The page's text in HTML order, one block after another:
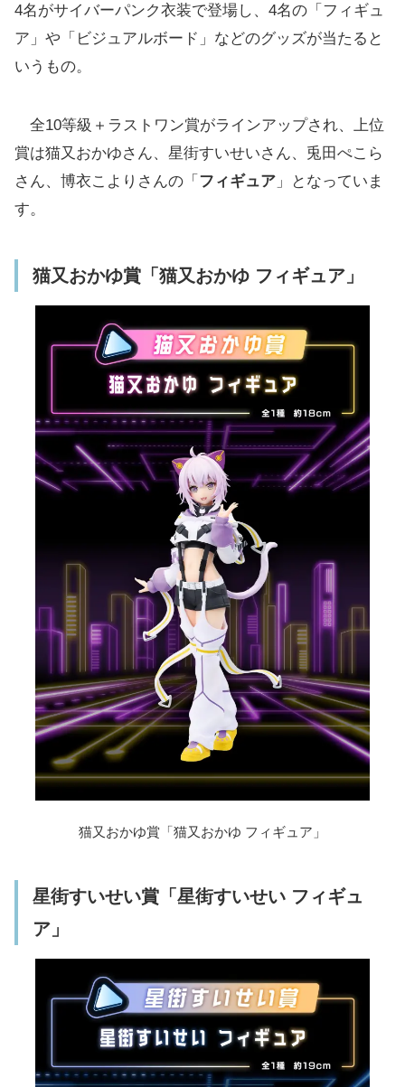
ちょこのっこ賞「ちょこのっこフィギュア」(全4
ド」(全8種/ランダム)
きゅんキャラ賞「ラバーチャーム」(全4種)
フォンタブ賞「フォンタブ」(全8種)
ラストワン賞は「ブックレット」
「ちょこのっこフィギュア 4体セット」が当
たるダブルチャンスキャンペーンも実施
「一番くじ ホロライブ ～Cyberpunk Style
～」ラインアップ一覧
ローソンほか取り扱い店舗
4名がサイバーパンク衣装で登場し、4名の「フィギュ
ア」や「ビジュアルボード」などのグッズが当たると
いうもの。
全10等級＋ラストワン賞がラインアップされ、上位
賞は猫又おかゆさん、星街すいせいさん、兎田ぺこら
さん、博衣こよりさんの「 フィギュア 」となっていま
す。
猫又おかゆ賞「猫又おかゆ フィギュア」
猫又おかゆ賞「猫又おかゆ フィギュア」
星街すいせい賞「星街すいせい フィギュ
ア」